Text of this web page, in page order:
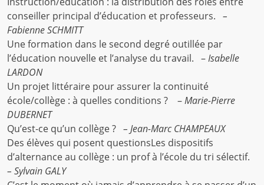
conseiller principal d’éducation et professeurs. –
Fabienne SCHMITT
Une formation dans le second degré outillée par
l’éducation nouvelle et l’analyse du travail. –Isabelle
LARDON
Un projet littéraire pour assurer la continuité
école/collège : à quelles conditions ? –Marie-Pierre
DUBERNET
Qu’est-ce qu’un collège ? – Jean-Marc CHAMPEAUX
Des élèves qui posent questionsLes dispositifs
d’alternance au collège : un prof à l’école du tri sélectif.
– Sylvain GALY